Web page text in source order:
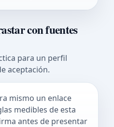
con fuentes
para un perfil
aceptación.
mismo un enlace
medibles de esta
antes de presentar